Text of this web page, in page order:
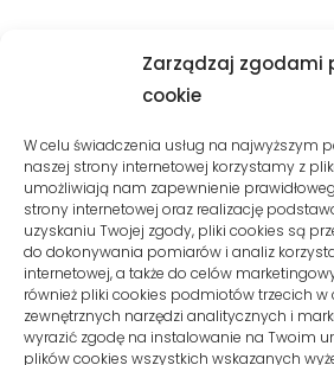
Zarządzaj zgodami
cookie
W celu świadczenia usług na najwyższym
naszej strony internetowej korzystamy z
umożliwiają nam zapewnienie
strony internetowej oraz realizację
uzyskaniu Twojej zgody, pliki cookies są
do dokonywania pomiarów i analiz
internetowej, a także do celów
również pliki cookies podmiotów trzecich w
zewnętrznych narzędzi analitycznych i
wyrazić zgodę na instalowanie na Twoim
plików cookies wszystkich wskazanych
SZYBKI KONTAKT
Phone:
+48 510 10 08 120
Email:kontakt@wirtualnymysliborz.pl
SIEDZIBA